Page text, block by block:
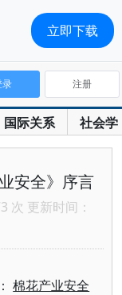
国际关系 社会学
录 注册
安全》序言
次 更新时间：
棉花产业安全
立即下载